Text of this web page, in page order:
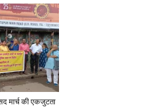
मार्च की एकजुटता